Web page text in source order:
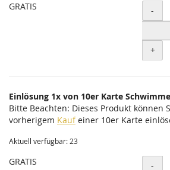
GRATIS -
+
Einlösung 1x von 10er Karte
Bitte Beachten: Dieses Produkt können
vorherigem Kaufeiner 10er Karte
Aktuell verfügbar: 23
GRATIS -